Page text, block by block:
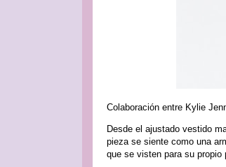
Colaboración entre Kylie
Desde el ajustado vestido
pieza se siente como una
que se visten para su propio